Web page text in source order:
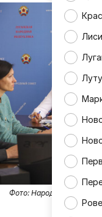
Фото: Народный Совет